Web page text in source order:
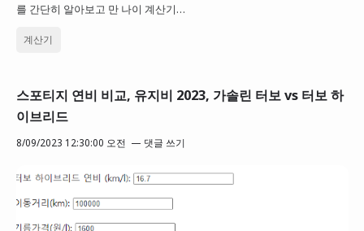
를 간단히 알아보고 만 나이 계산기…
계산기
스포티지 연비 비교, 유지비 2023, 가솔린 터보 vs 터보 하
이브리드
8/09/2023 12:30:00 오전 댓글 쓰기